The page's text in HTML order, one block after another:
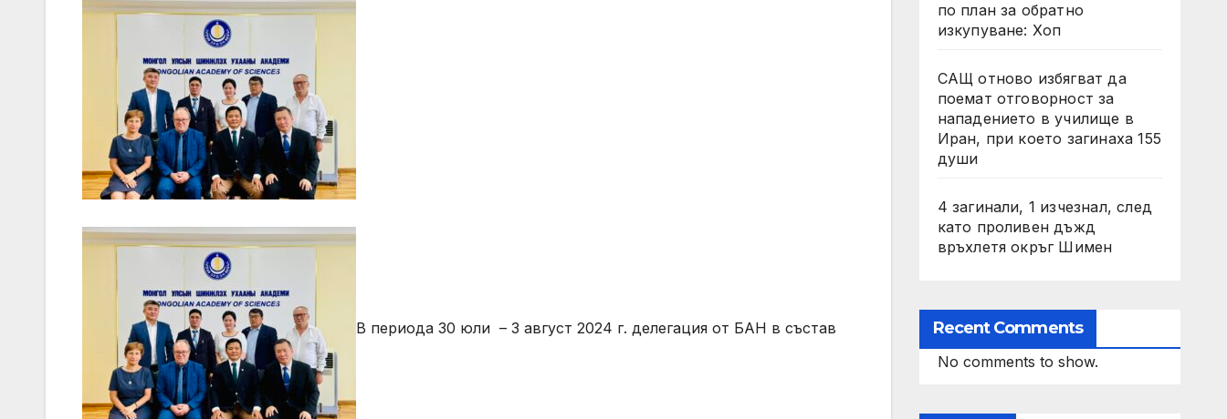
В периода 30 юли – 3 август 2024 г. делегация от БАН в състав
по план за обратно
изкупуване: Хоп
САЩ отново избягват да
поемат отговорност за
нападението в училище в
Иран, при което загинаха 155
души
4 загинали, 1 изчезнал, след
като проливен дъжд
връхлетя окръг Шимен
Recent Comments
No comments to show.